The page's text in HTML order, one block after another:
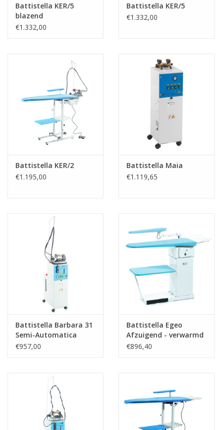
Battistella KER/5
blazend
€1.332,00
Battistella KER/5
€1.332,00
Battistella KER/2
€1.195,00
Battistella Maia
€1.119,65
Battistella Barbara 31
Semi-Automatica
€957,00
Battistella Egeo
Afzuigend - verwarmd
€896,40